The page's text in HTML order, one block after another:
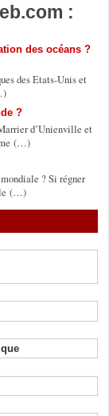
:
des océans ?
des Etats-Unis et
?
d’Unienville et
(…)
? Si régner
le (…)